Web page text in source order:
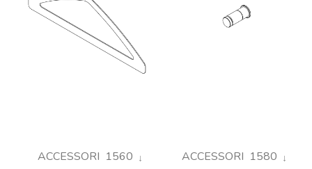
ACCESSORI 1560 ACCESSORI 1580